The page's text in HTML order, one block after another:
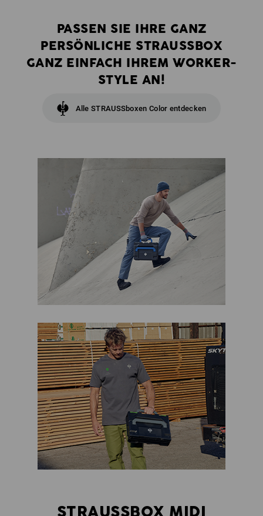
PASSEN SIE IHRE GANZ
PERSÖNLICHE STRAUSSBOX
GANZ EINFACH IHREM WORKER-
STYLE AN!
Alle STRAUSSboxen Color entdecken